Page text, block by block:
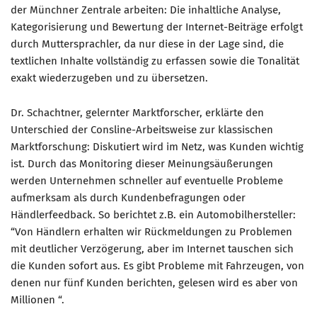
der Münchner Zentrale arbeiten: Die inhaltliche Analyse,
Kategorisierung und Bewertung der Internet-Beiträge erfolgt
durch Muttersprachler, da nur diese in der Lage sind, die
textlichen Inhalte vollständig zu erfassen sowie die Tonalität
exakt wiederzugeben und zu übersetzen.
Dr. Schachtner, gelernter Marktforscher, erklärte den
Unterschied der Consline-Arbeitsweise zur klassischen
Marktforschung: Diskutiert wird im Netz, was Kunden wichtig
ist. Durch das Monitoring dieser Meinungsäußerungen
werden Unternehmen schneller auf eventuelle Probleme
aufmerksam als durch Kundenbefragungen oder
Händlerfeedback. So berichtet z.B. ein Automobilhersteller:
“Von Händlern erhalten wir Rückmeldungen zu Problemen
mit deutlicher Verzögerung, aber im Internet tauschen sich
die Kunden sofort aus. Es gibt Probleme mit Fahrzeugen, von
denen nur fünf Kunden berichten, gelesen wird es aber von
Millionen “.